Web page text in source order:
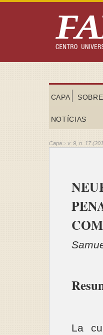
CAPA SOBRE
NOTÍCIAS
Capa > v. 9, n. 17
La